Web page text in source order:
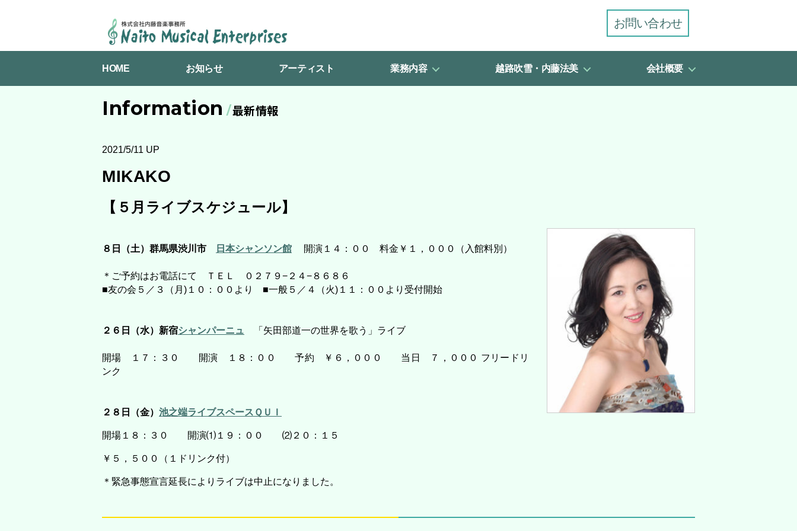
NAITO
ENTERPRISES
お問い合わせ
HOME お知らせ アーティスト 業務内容 越路吹雪・内藤法美 会社概要
Information 最新情報
2021/5/11 UP
MIKAKO
【５月ライブスケジュール】
８日（土）群馬県渋川市 日本シャンソン館 開演１４：００ 料金￥１，０００（入館料別）
＊ご予約はお電話にて ＴＥＬ ０２７９−２４−８６８６
■友の会５／３（月)１０：００より ■一般５／４（火)１１：００より受付開始
２６日（水）新宿シャンパーニュ 「矢田部道一の世界を歌う」ライブ
開場 １７：３０ 開演 １８：００ 予約 ￥６，０００ 当日 ７，０００ フリードリ
ンク
２８日（金） 池之端ライブスペースＱＵＩ
開場１８：３０ 開演⑴１９：００ ⑵２０：１５
￥５，５００（１ドリンク付）
＊緊急事態宣言延長によりライブは中止になりました。